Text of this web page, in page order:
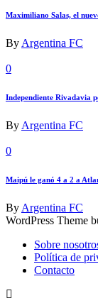
Maximiliano Salas, el
By Argentina FC
0
Independiente Rivadavia
By Argentina FC
0
Maipú le ganó 4 a 2 a
By Argentina FC
WordPress Theme
Sobre
Política de
Contacto